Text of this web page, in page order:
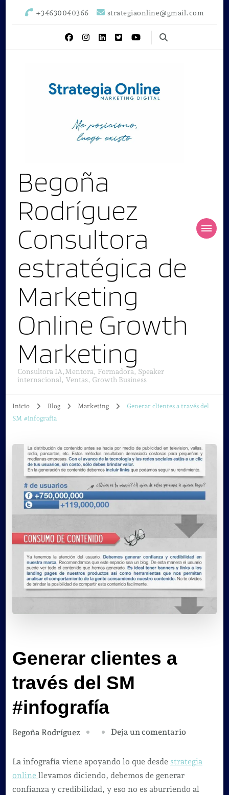
+34630040366 strategiaonline@gmail.com
Begoña
Rodríguez
Consultora
estratégica de
Marketing
Online Growth
Marketing
Consultora IA,Mentora, Formadora, Speaker
internacional, Ventas, Growth Business
Inicio Blog Marketing
Generar clientes a través del
SM #infografía
Generar clientes a
través del SM
#infografía
Begoña Rodríguez Deja un comentarioen
clientes
través
La infografía viene apoyando lo que desde strategia
online llevamos diciendo, debemos de generar
confianza y credibilidad, y eso no es aburriendo al